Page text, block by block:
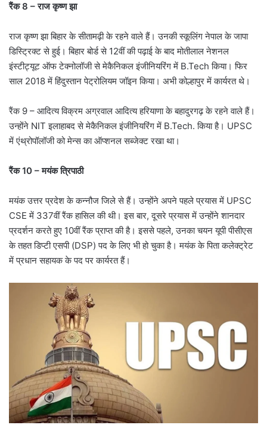
रैंक 8 – राज कृष्ण झा
राज कृष्ण झा बिहार के सीतामढ़ी के रहने वाले हैं। उनकी स्कूलिंग नेपाल के जापा
डिस्ट्रिक्ट से हुई। बिहार बोर्ड से 12वीं की पढ़ाई के बाद मोतीलाल नेशनल
इंस्टीट्यूट ऑफ टेक्नोलॉजी से मेकैनिकल इंजीनियरिंग में B.Tech किया। फिर
साल 2018 में हिंदुस्तान पेट्रोलियम जॉइन किया। अभी कोल्हापुर में कार्यरत थे।
रैंक 9 – आदित्य विक्रम अग्रवाल आदित्य हरियाणा के बहादुरगढ़ के रहने वाले हैं।
उन्होंने NIT इलाहाबद से मेकैनिकल इंजीनियरिंग में B.Tech. किया है। UPSC
में एंथ्रोपॉलॉजी को मेन्स का ऑप्शनल सब्जेक्ट रखा था।
रैंक 10 – मयंक त्रिपाठी
मयंक उत्तर प्रदेश के कन्नौज जिले से हैं। उन्होंने अपने पहले प्रयास में UPSC
CSE में 337वीं रैंक हासिल की थी। इस बार, दूसरे प्रयास में उन्होंने शानदार
प्रदर्शन करते हुए 10वीं रैंक प्राप्त की है। इससे पहले, उनका चयन यूपी पीसीएस
के तहत डिप्टी एसपी (DSP) पद के लिए भी हो चुका है। मयंक के पिता कलेक्ट्रेट
में प्रधान सहायक के पद पर कार्यरत हैं।